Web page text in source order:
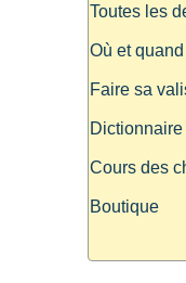
Toutes les
Où et
Faire sa
Dictionnaire
Cours des
Boutique